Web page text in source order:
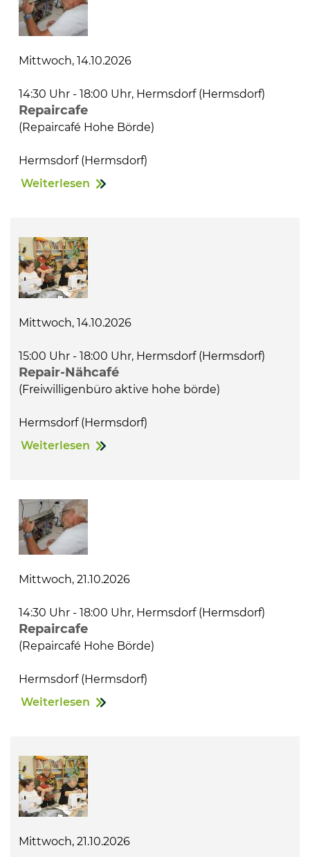
Mittwoch, 14.10.2026
14:30 Uhr - 18:00 Uhr, Hermsdorf (Hermsdorf)
Repaircafe
(Repaircafé Hohe Börde)
Hermsdorf (Hermsdorf)
Weiterlesen
Mittwoch, 14.10.2026
15:00 Uhr - 18:00 Uhr, Hermsdorf (Hermsdorf)
Repair-Nähcafé
(Freiwilligenbüro aktive hohe börde)
Hermsdorf (Hermsdorf)
Weiterlesen
Mittwoch, 21.10.2026
14:30 Uhr - 18:00 Uhr, Hermsdorf (Hermsdorf)
Repaircafe
(Repaircafé Hohe Börde)
Hermsdorf (Hermsdorf)
Weiterlesen
Mittwoch, 21.10.2026